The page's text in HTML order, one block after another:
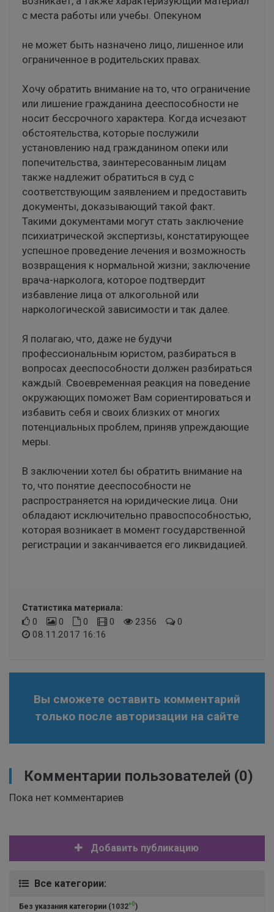
с места работы или учебы. Опекуном
не может быть назначено лицо, лишенное или
ограниченное в родительских правах.
Хочу обратить внимание на то, что ограничение
или лишение гражданина дееспособности не
носит бессрочного характера. Когда исчезают
обстоятельства, которые послужили
установлению над гражданином опеки или
попечительства, заинтересованным лицам
также надлежит обратиться в суд с
соответствующим заявлением и предоставить
документы, доказывающий такой факт.
Такими документами могут стать заключение
психиатрической экспертизы, констатирующее
успешное проведение лечения и возможность
возвращения к нормальной жизни; заключение
врача-нарколога, которое подтвердит
избавление лица от алкогольной или
наркологической зависимости и так далее.
Я полагаю, что, даже не будучи
профессиональным юристом, разбираться в
вопросах дееспособности должен разбираться
каждый. Своевременная реакция на поведение
окружающих поможет Вам сориентироваться и
избавить себя и своих близких от многих
потенциальных проблем, приняв упреждающие
меры.
В заключении хотел бы обратить внимание на
то, что понятие дееспособности не
распространяется на юридические лица. Они
обладают исключительно правоспособностью,
которая возникает в момент государственной
регистрации и заканчивается его ликвидацией.
Статистика материала:
0 0 0 0 2356
0
08.11.2017 16:16
Вы сможете оставить комментарий
только после авторизации на сайте
Комментарии пользователей (0)
Пока нет комментариев
Добавить публикацию
Все категории:
Без указания категории (1032+0)